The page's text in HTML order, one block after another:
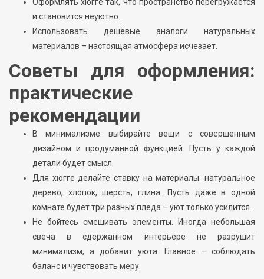
и становится неуютно.
Использовать дешёвые аналоги натуральных
материалов – настоящая атмосфера исчезает.
Советы для оформления:
практические
рекомендации
В минимализме выбирайте вещи с совершенным
дизайном и продуманной функцией. Пусть у каждой
детали будет смысл.
Для хюгге делайте ставку на материалы: натуральное
дерево, хлопок, шерсть, глина. Пусть даже в одной
комнате будет три разных пледа – уют только усилится.
Не бойтесь смешивать элементы. Иногда небольшая
свеча в сдержанном интерьере не разрушит
минимализм, а добавит уюта. Главное – соблюдать
баланс и чувствовать меру.